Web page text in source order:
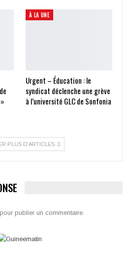
À LA UNE
Urgent – Éducation : le
syndicat déclenche une grève
à l’université GLC de Sonfonia
PLUS D'ARTICLES
pour publier un commentaire.